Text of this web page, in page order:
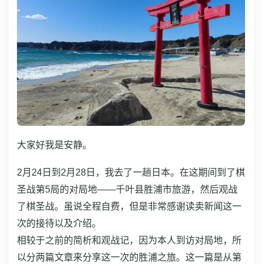
大家好我是安静。
2月24日到2月28日，我去了一趟日本。在这期间到了棋
圣战第5局的对局地——千叶县胜浦市旅游，然后观战
了棋圣战。虽说全程自费，但是非常感谢读卖新闻这一
次的接待以及介绍。
相较于之前的简析和观战记，因为本人到访对局地，所
以分两篇文章来分享这一次的胜浦之旅。这一篇是从第